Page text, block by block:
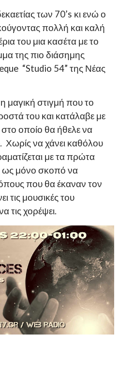
των 70’s κι ενώ ο
πολλή και καλή
του μια κασέτα με το
της πιο διάσημης
“Studio 54” της Νέας
μαγική στιγμή που το
του και κατάλαβε με
στο οποίο θα ήθελε να
Χωρίς να χάνει καθόλου
με τα πρώτα
ως μόνο σκοπό να
που θα έκαναν τον
τις μουσικές του
τις χορέψει.